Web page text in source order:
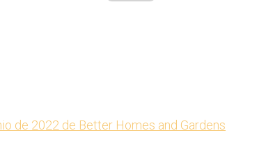
de 2022 de Better Homes and Gardens